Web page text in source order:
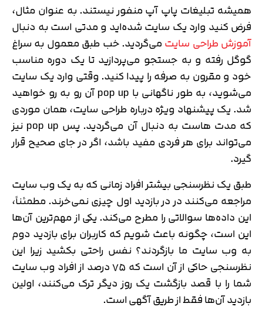
همیشه تبلیغات پاپ آپ منفور نیستند. به عنوان مثال،
فرض کنید وارد یک سایت شده‌اید و مدتی است به دنبال
آموزش طراحی سایتمی‌گردید. خب طبق معمول به سراغ
گوگل رفته و به جستجو می‌پردازید تا یک دوره مناسب
خود و مقرون به صرفه را پیدا کنید. وقتی وارد یک سایت
می‌شوید، به طور ناگهانی با pop up آن رو به رو خواهید
شد. یک پیشنهاد ویژه درباره طراحی سایت، همان موردی
که مدت هاست به دنبال آن می‌گردید. پس pop up نیز
می‌تواند برای هر فردی مفید باشد، اگر در جای صحیح قرار
گیرد.
طبق یک نظرسنجی بیشتر افراد زمانی که به یک وب سایت
مراجعه می‌کنند در در بازدید اول چیزی نمی‌خرند. مطمئناً،
این داده‌ها سوالاتی را مطرح می‌کند. یکی از مهم‌ترین آن‌ها
این است، چگونه باعث شویم که کاربران برای بازدید دوم
به وب سایت ما بازگردند؟ نفس راحتی بکشید زیرا این
نظرسنجی حاکی از آن است که ۷۵ درصد از افراد وب سایت
شما را با قصد بازگشت یک روز دیگر ترک می‌کنند، اولین
بازدید آن‌ها فقط از طریق آگهی است.